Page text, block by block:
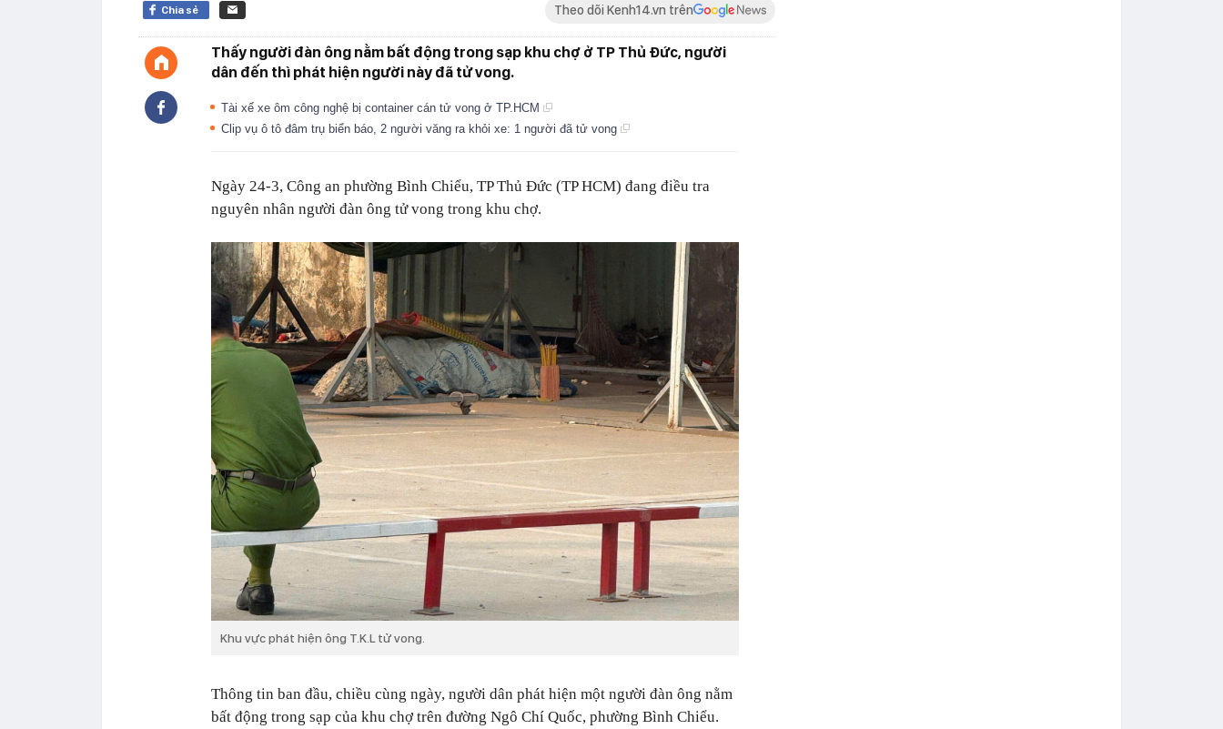
Chia sẻ Theo dõi Kenh14.vn trên
Thấy người đàn ông nằm bất động trong sạp khu chợ ở TP Thủ Đức, người
dân đến thì phát hiện người này đã tử vong.
Tài xế xe ôm công nghệ bị container cán tử vong ở TP.HCM
Clip vụ ô tô đâm trụ biển báo, 2 người văng ra khỏi xe: 1 người đã tử vong
Ngày 24-3, Công an phường Bình Chiểu, TP Thủ Đức (TP HCM) đang điều tra
nguyên nhân người đàn ông tử vong trong khu chợ.
Khu vực phát hiện ông T.K.L tử vong.
Thông tin ban đầu, chiều cùng ngày, người dân phát hiện một người đàn ông nằm
bất động trong sạp của khu chợ trên đường Ngô Chí Quốc, phường Bình Chiểu.